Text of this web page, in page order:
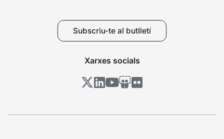
Subscriu-te al butlletí
Xarxes socials